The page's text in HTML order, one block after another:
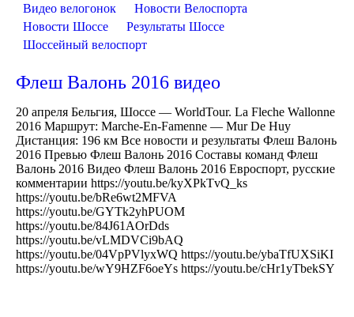
Видео велогонок
Новости Велоспорта
Новости Шоссе
Результаты Шоссе
Шоссейный велоспорт
Флеш Валонь 2016 видео
20 апреля Бельгия, Шоссе — WorldTour. La Fleche Wallonne
2016 Маршрут: Marche-En-Famenne — Mur De Huy
Дистанция: 196 км Все новости и результаты Флеш Валонь
2016 Превью Флеш Валонь 2016 Составы команд Флеш
Валонь 2016 Видео Флеш Валонь 2016 Евроспорт, русские
комментарии https://youtu.be/kyXPkTvQ_ks
https://youtu.be/bRe6wt2MFVA
https://youtu.be/GYTk2yhPUOM
https://youtu.be/84J61AOrDds
https://youtu.be/vLMDVCi9bAQ
https://youtu.be/04VpPVlyxWQ https://youtu.be/ybaTfUXSiKI
https://youtu.be/wY9HZF6oeYs https://youtu.be/cHr1yTbekSY